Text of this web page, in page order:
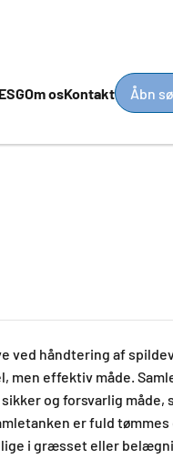
ESGOm osKontakt Åbn
ved håndtering af
men effektiv måde.
og forsvarlig
er fuld
i græsset eller